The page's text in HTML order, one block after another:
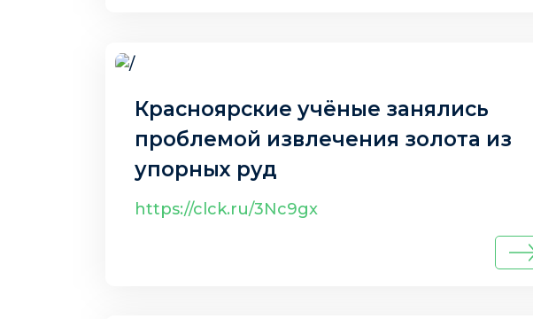
Красноярские учёные занялись
проблемой извлечения золота из
упорных руд
https://clck.ru/3Nc9gx